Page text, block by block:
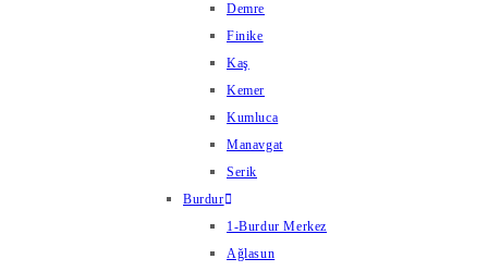
Demre
Finike
Kaş
Kemer
Kumluca
Manavgat
Serik
Burdur
1-Burdur Merkez
Ağlasun